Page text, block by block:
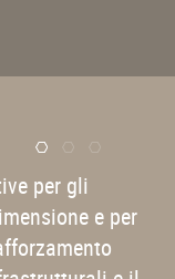
jak
bez
per gli
e per